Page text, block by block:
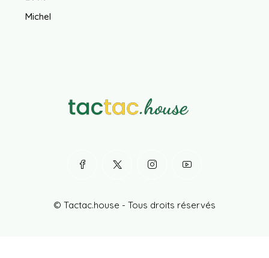
Michel
© Tactac.house - Tous droits réservés